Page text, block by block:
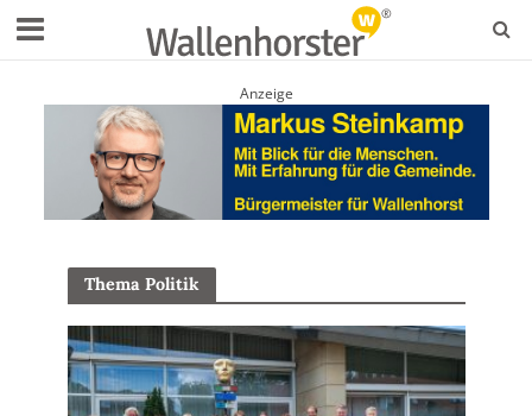
Anzeige
Thema Politik